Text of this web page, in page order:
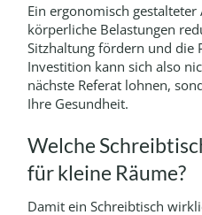
Ein ergonomisch
körperliche Belastungen
Sitzhaltung fördern und die
Investition kann sich also
nächste Referat lohnen,
Ihre Gesundheit.
Welche
für kleine Räume?
Damit ein Schreibtisch